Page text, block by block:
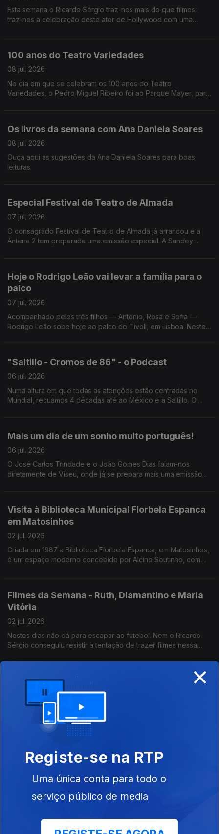
Esta semana o Ricardo Sérgio traz-nos mais do que filmes:
traz-nos a celebração deste ator de Hollywood com uma
100 anos do Teatro Variedades
08 jul. 2026
No dia em que se celebram os 100 anos do Teatro
Variedades, o Pedro Miguel Ribeiro foi ao Parque Mayer, para
Os livros da semana com Ana Daniela Soares
08 jul. 2026
Ouça aqui as sugestões da Ana Daniela Soares para boas
leituras.
Especial Festival de Teatro de Almada
07 jul. 2026
O consagrado Festival de Teatro de Almada já arrancou e a
Antena 2 tem preparada uma emissão especial. A Sandey
Hoje o Rodrigo Leão vai levar a família para o
palco
07 jul. 2026
Acompanhado pelos três filhos — António, Rosa e Sofia —
Rodrigo Leão sobe hoje ao palco do Tivoli, em Lisboa. Neste
"Saltillo - Cromos de 86" - o Podcast
06 jul. 2026
Numa altura em que todas as atenções estão centradas no
Mundial, recuamos 4 décadas até ao México e a Saltillo. O
Mais um dia de um sonho muito português!
06 jul. 2026
O José Carlos Trindade e o João Gomes Dias falam-nos
diretamente de Viseu, onde já se prepara mais uma emissão
Visita à Biblioteca Municipal Florbela Espanca
em Matosinhos
02 jul. 2026
Criada em 1987 a Biblioteca Florbela Espanca, em Matosinhos,
é um espaço moderno concebido por Alcino Soutinho, com
Filmes da Semana - Ruth, Diamantino e Maria
Vitória
02 jul. 2026
Nestes dias não dá para escapar ao futebol. Nem o Ricardo
Sérgio conseguiu resistir à tentação de trazer filmes nessa
Centros de Ciência Viva juntam-se todos para
celebrar 30 anos
01 jul. 2026
O Pavilhão do Conhecimento recebeu representantes dos
Centros de Ciência Viva de todo país para celebrar o trabalho
conta o João Torgal.
No Centro Ciência Viva do Algarve, aprender é
divertido!
×
Registe-se na RTP
Uma única conta para todo o
serviço público de media